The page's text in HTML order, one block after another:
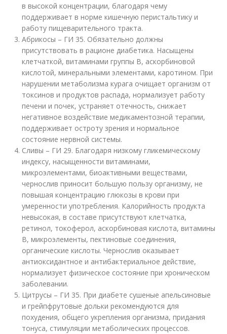
в высокой концентрации, благодаря чему
поддерживает в норме кишечную перистальтику и
работу пищеварительного тракта.
Абрикосы – ГИ 35. Обязательно должны
присутствовать в рационе диабетика. Насыщены
клетчаткой, витаминами группы B, аскорбиновой
кислотой, минеральными элементами, каротином. При
нарушении метаболизма курага очищает организм от
токсинов и продуктов распада, нормализует работу
печени и почек, устраняет отечность, снижает
негативное воздействие медикаментозной терапии,
поддерживает остроту зрения и нормальное
состояние нервной системы.
Сливы – ГИ 29. Благодаря низкому гликемическому
индексу, насыщенности витаминами,
микроэлементами, биоактивными веществами,
чернослив приносит большую пользу организму, не
повышая концентрацию глюкозы в крови при
умеренности употребления. Калорийность продукта
невысокая, в составе присутствуют клетчатка,
ретинол, токоферол, аскорбиновая кислота, витамины
B, микроэлементы, пектиновые соединения,
органические кислоты. Чернослив оказывает
антиоксидантное и антибактериальное действие,
нормализует физическое состояние при хроническом
заболевании.
Цитрусы – ГИ 35. При диабете сушеные апельсиновые
и грейпфрутовые дольки рекомендуются для
похудения, общего укрепления организма, придания
тонуса, стимуляции метаболических процессов.